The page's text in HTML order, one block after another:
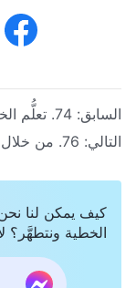
السابق: 74. تعلُّم الخضوع من خلال المشقة
التالي: 76. من خلال المرض، انكشف دافعي لربح البركات
كيف يمكن لنا
الخطية ونتطهَّر؟